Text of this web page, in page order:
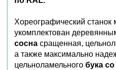
Хореографический станок
укомплектован
сосна сращенная,
а также максимально
цельноламельного бука